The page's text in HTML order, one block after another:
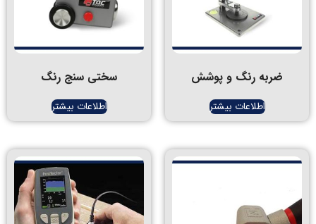
ضربه رنگ و پوشش
اطلاعات بیشتر
سختی سنج رنگ
اطلاعات بیشتر